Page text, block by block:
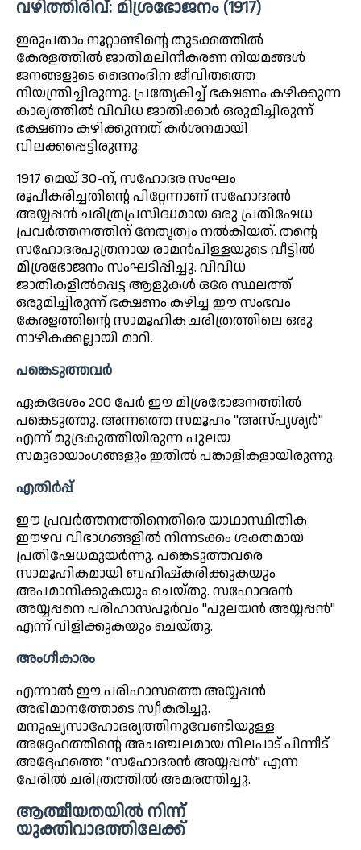
വഴിത്തിരിവ്: മിശ്രഭോജനം (1917)
ഇരുപതാം നൂറ്റാണ്ടിന്റെ തുടക്കത്തിൽ
കേരളത്തിൽ ജാതിമലിനീകരണ നിയമങ്ങൾ
ജനങ്ങളുടെ ദൈനംദിന ജീവിതത്തെ
നിയന്ത്രിച്ചിരുന്നു. പ്രത്യേകിച്ച് ഭക്ഷണം കഴിക്കുന്ന
കാര്യത്തിൽ വിവിധ ജാതിക്കാർ ഒരുമിച്ചിരുന്ന്
ഭക്ഷണം കഴിക്കുന്നത് കർശനമായി
വിലക്കപ്പെട്ടിരുന്നു.
1917 മെയ് 30-ന്, സഹോദര സംഘം
രൂപീകരിച്ചതിന്റെ പിറ്റേന്നാണ് സഹോദരൻ
അയ്യപ്പൻ ചരിത്രപ്രസിദ്ധമായ ഒരു പ്രതിഷേധ
പ്രവർത്തനത്തിന് നേതൃത്വം നൽകിയത്. തന്റെ
സഹോദരപുത്രനായ രാമൻപിള്ളയുടെ വീട്ടിൽ
മിശ്രഭോജനം സംഘടിപ്പിച്ചു. വിവിധ
ജാതികളിൽപ്പെട്ട ആളുകൾ ഒരേ സ്ഥലത്ത്
ഒരുമിച്ചിരുന്ന് ഭക്ഷണം കഴിച്ച ഈ സംഭവം
കേരളത്തിന്റെ സാമൂഹിക ചരിത്രത്തിലെ ഒരു
നാഴികക്കല്ലായി മാറി.
പങ്കെടുത്തവർ
ഏകദേശം 200 പേർ ഈ മിശ്രഭോജനത്തിൽ
പങ്കെടുത്തു. അന്നത്തെ സമൂഹം "അസ്പൃശ്യർ"
എന്ന് മുദ്രകുത്തിയിരുന്ന പുലയ
സമുദായാംഗങ്ങളും ഇതിൽ പങ്കാളികളായിരുന്നു.
എതിർപ്പ്
ഈ പ്രവർത്തനത്തിനെതിരെ യാഥാസ്ഥിതിക
ഈഴവ വിഭാഗങ്ങളിൽ നിന്നടക്കം ശക്തമായ
പ്രതിഷേധമുയർന്നു. പങ്കെടുത്തവരെ
സാമൂഹികമായി ബഹിഷ്കരിക്കുകയും
അപമാനിക്കുകയും ചെയ്തു. സഹോദരൻ
അയ്യപ്പനെ പരിഹാസപൂർവം "പുലയൻ അയ്യപ്പൻ"
എന്ന് വിളിക്കുകയും ചെയ്തു.
അംഗീകാരം
എന്നാൽ ഈ പരിഹാസത്തെ അയ്യപ്പൻ
അഭിമാനത്തോടെ സ്വീകരിച്ചു.
മനുഷ്യസാഹോദര്യത്തിനുവേണ്ടിയുള്ള
അദ്ദേഹത്തിന്റെ അചഞ്ചലമായ നിലപാട് പിന്നീട്
അദ്ദേഹത്തെ "സഹോദരൻ അയ്യപ്പൻ" എന്ന
പേരിൽ ചരിത്രത്തിൽ അമരത്തിച്ചു.
ആത്മീയതയിൽ നിന്ന്
യുക്തിവാദത്തിലേക്ക്